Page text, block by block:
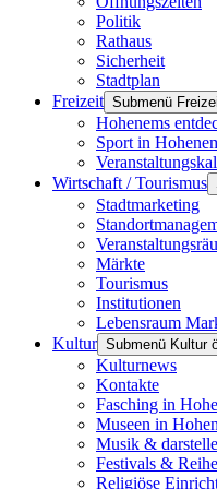
Politik
Rathaus
Sicherheit
Stadtplan
Freizeit Submenü
Hohenems
Sport in
Wirtschaft / Tourismus
Stadtmarketing
Märkte
Tourismus
Institutionen
Lebensraum
Kultur Submenü Kultur
Kulturnews
Kontakte
Fasching in
Museen in
Musik &
Festivals &
Religiöse